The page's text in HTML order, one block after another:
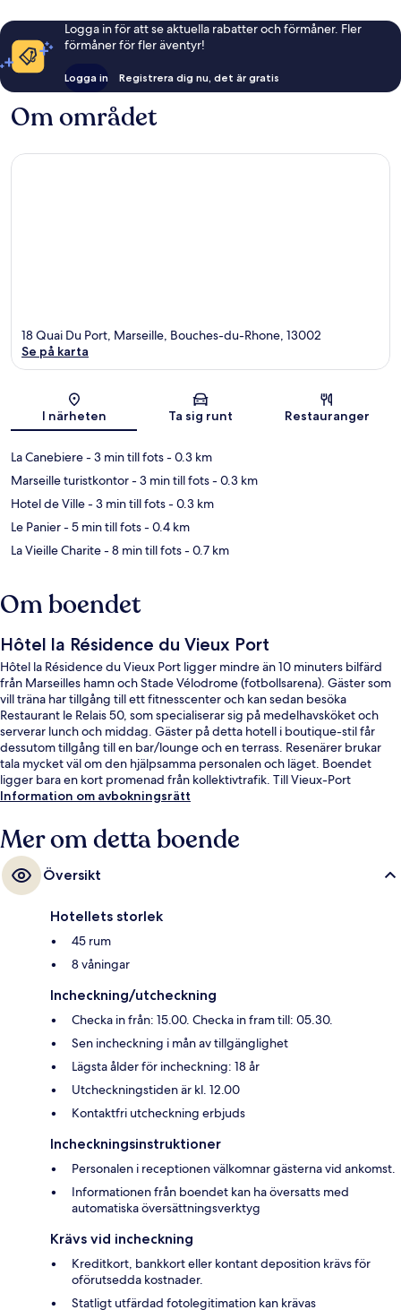
Logga in för att se aktuella rabatter och förmåner. Fler
förmåner för fler äventyr!
Logga in Registrera dig nu, det är gratis
Om området
Karta
18 Quai Du Port, Marseille, Bouches-du-Rhone, 13002
Se på karta
I närheten Ta sig runt Restauranger
La Canebiere- 3 min till fots- 0.3 km
Marseille turistkontor- 3 min till fots- 0.3 km
Hotel de Ville- 3 min till fots- 0.3 km
Le Panier- 5 min till fots- 0.4 km
La Vieille Charite- 8 min till fots- 0.7 km
Om boendet
Hôtel la Résidence du Vieux Port
Hôtel la Résidence du Vieux Port ligger mindre än 10 minuters bilfärd
från Marseilles hamn och Stade Vélodrome (fotbollsarena). Gäster som
vill träna har tillgång till ett fitnesscenter och kan sedan besöka
Restaurant le Relais 50, som specialiserar sig på medelhavsköket och
serverar lunch och middag. Gäster på detta hotell i boutique-stil får
dessutom tillgång till en bar/lounge och en terrass. Resenärer brukar
tala mycket väl om den hjälpsamma personalen och läget. Boendet
ligger bara en kort promenad från kollektivtrafik. Till Vieux-Port
tunnelbanestation tar det 3 minuter att gå och till Colbert metrostation
Information om avbokningsrätt
Mer om detta boende
Översikt
Hotellets storlek
45 rum
8 våningar
Incheckning/utcheckning
Checka in från: 15.00. Checka in fram till: 05.30.
Sen incheckning i mån av tillgänglighet
Lägsta ålder för incheckning: 18 år
Utcheckningstiden är kl. 12.00
Kontaktfri utcheckning erbjuds
Incheckningsinstruktioner
Personalen i receptionen välkomnar gästerna vid ankomst.
Informationen från boendet kan ha översatts med
automatiska översättningsverktyg
Krävs vid incheckning
Kreditkort, bankkort eller kontant deposition krävs för
oförutsedda kostnader.
Statligt utfärdad fotolegitimation kan krävas